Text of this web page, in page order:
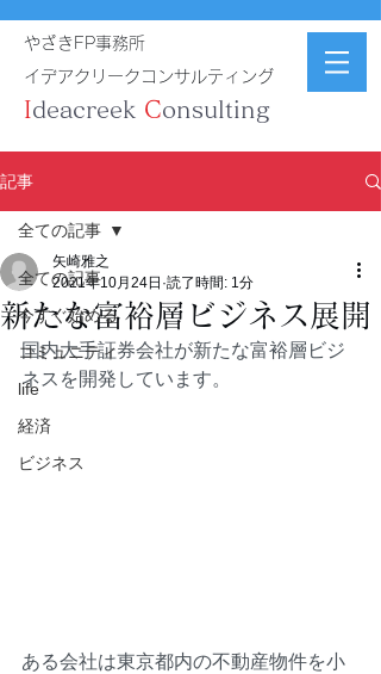
やざきFP事務所
イデアクリークコンサルティング
Ideacreek Consulting
記事
全ての記事
今すぐ始める
コミュニティ
life
経済
ビジネス
全ての記事
新たな富裕層ビジネス展開
矢崎雅之
2021年10月24日 読了時間: 1分
国内大手証券会社が新たな富裕層ビジ
ネスを開発しています。
ある会社は東京都内の不動産物件を小